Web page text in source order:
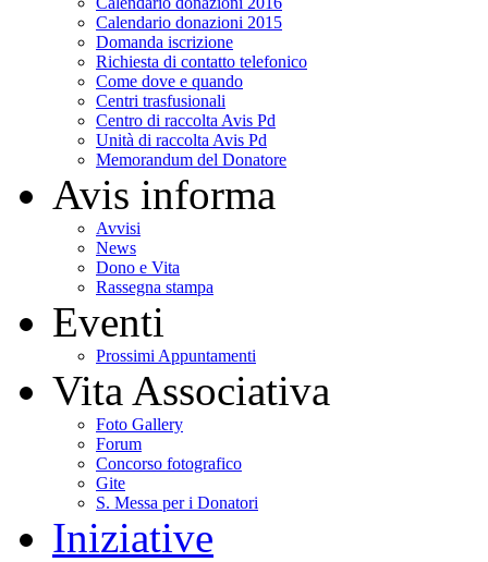
Calendario donazioni 2015
Domanda iscrizione
Richiesta di contatto telefonico
Come dove e quando
Centri trasfusionali
Centro di raccolta Avis Pd
Unità di raccolta Avis Pd
Memorandum del Donatore
Avis informa
Avvisi
News
Dono e Vita
Rassegna stampa
Eventi
Prossimi Appuntamenti
Vita Associativa
Foto Gallery
Forum
Concorso fotografico
Gite
S. Messa per i Donatori
Iniziative